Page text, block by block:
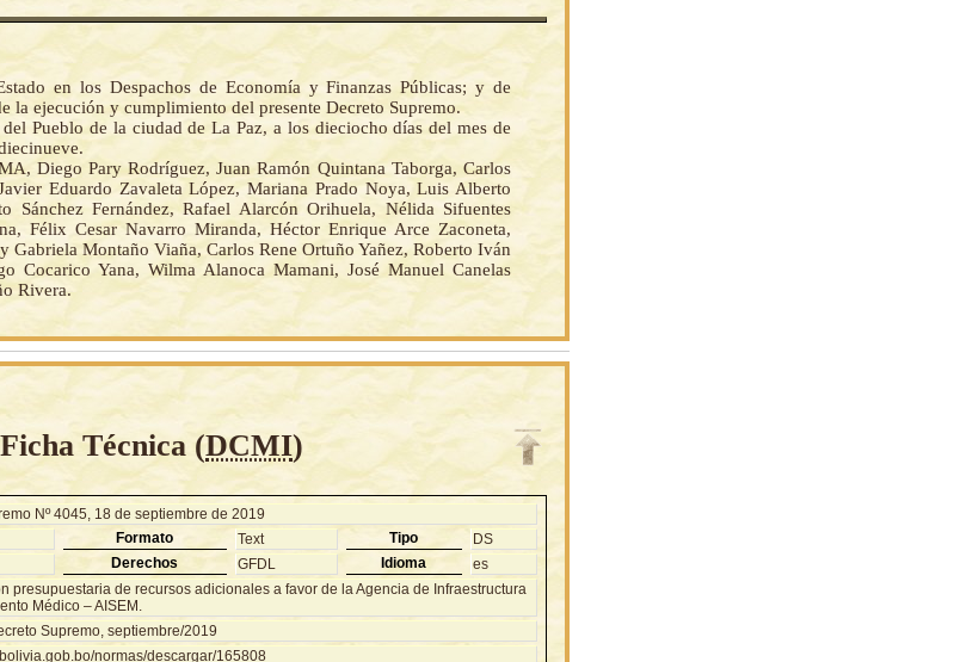
en los Despachos de Economía y Finanzas Públicas; y de
la ejecución y cumplimiento del presente Decreto Supremo.
Pueblo de la ciudad de La Paz, a los dieciocho días del mes de
Diego Pary Rodríguez, Juan Ramón Quintana Taborga, Carlos
Eduardo Zavaleta López, Mariana Prado Noya, Luis Alberto
Sánchez Fernández, Rafael Alarcón Orihuela, Nélida Sifuentes
Félix Cesar Navarro Miranda, Héctor Enrique Arce Zaconeta,
Montaño Viaña, Carlos Rene Ortuño Yañez, Roberto Iván
Cocarico Yana, Wilma Alanoca Mamani, José Manuel Canelas
Rivera.
Ficha Técnica (DCMI)
Nº 4045, 18 de septiembre de 2019
Formato Text Tipo
DS
Derechos GFDL Idioma
es
presupuestaria de recursos adicionales a favor de la Agencia de Infraestructura
Médico – AISEM.
Supremo, septiembre/2019
normas/descargar/165808